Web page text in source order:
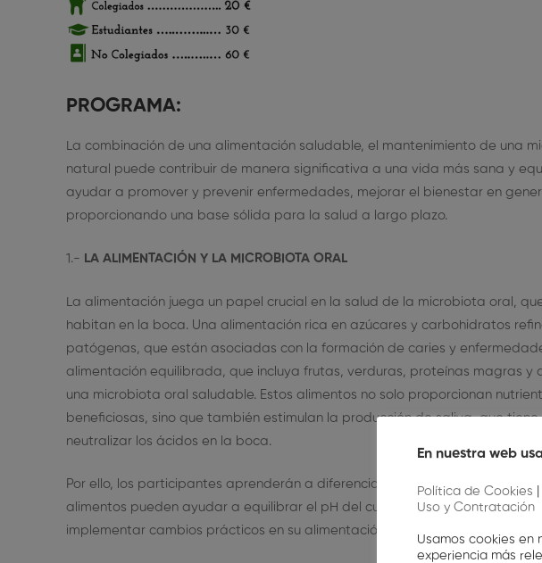
PROGRAMA:
La combinación de una alimentación saludable, el mantenimiento de una
natural puede contribuir de manera significativa a una vida más sana y
ayudar a promover y prevenir enfermedades, mejorar el bienestar en
proporcionando una base sólida para la salud a largo plazo.
1.- LA ALIMENTACIÓN Y LA MICROBIOTA ORAL
La alimentación juega un papel crucial en la salud de la microbiota oral,
habitan en la boca. Una alimentación rica en azúcares y carbohidratos
patógenas, que están asociadas con la formación de caries y
alimentación equilibrada, que incluya frutas, verduras, proteínas magras y
una microbiota oral saludable. Estos alimentos no solo proporcionan
beneficiosas, sino que también estimulan la producción de saliva, que
neutralizar los ácidos en la boca.
Por ello, los participantes aprenderán a diferenciar los alimentos ácidos y
alimentos pueden ayudar a equilibrar el pH del cuerpo y a mejorar la salud
implementar cambios prácticos en su alimentación diaria para fomentar un
En nuestra web
Política de Cookies
Uso y Contratación
Usamos cookies en
experiencia más